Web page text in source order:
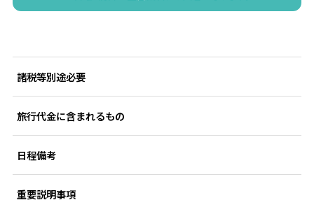
諸税等別途必要
旅行代金に含まれるもの
日程備考
重要説明事項